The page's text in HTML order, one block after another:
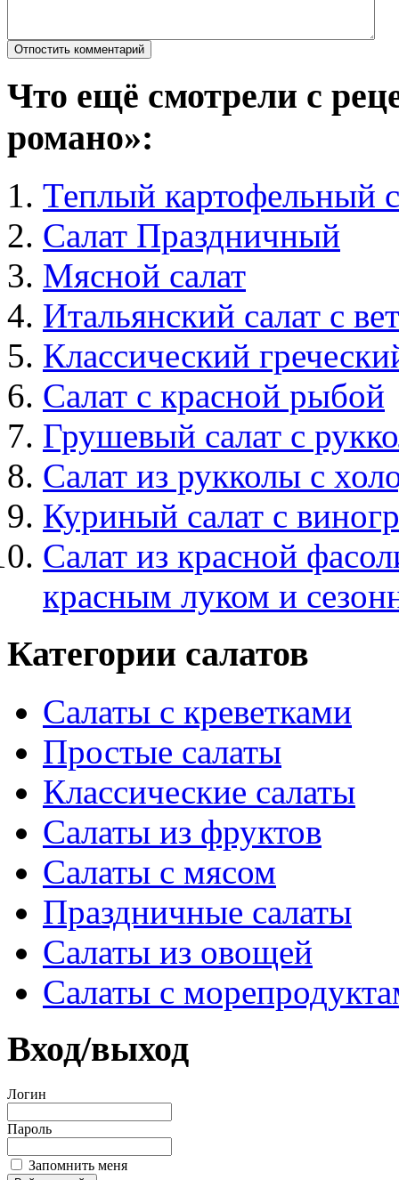
Что ещё смотрели с
романо»:
Теплый картофельный
Салат Праздничный
Мясной салат
Итальянский салат с
Классический
Салат с красной рыбой
Грушевый салат с
Салат из рукколы с
Куриный салат с
Салат из красной
красным луком и
Категории салатов
Салаты с креветками
Простые салаты
Классические салаты
Салаты из фруктов
Салаты с мясом
Праздничные салаты
Салаты из овощей
Салаты с
Вход/выход
Логин
Пароль
Запомнить меня